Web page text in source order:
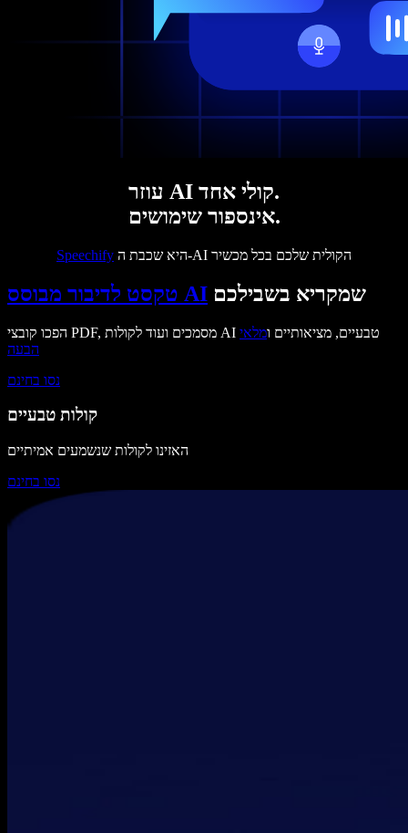
עוזר AI קולי אחד.
אינספור שימושים.
Speechify היא שכבת ה-AI הקולית שלכם בכל מכשיר
טקסט לדיבור מבוסס AI שמקריא בשבילכם
הפכו קובצי PDF, מסמכים ועוד לקולות AI טבעיים, מציאותיים ומלאי
הבעה
נסו בחינם
קולות טבעיים
האזינו לקולות שנשמעים אמיתיים
נסו בחינם